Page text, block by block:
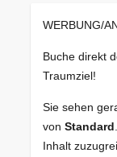
WERBUNG/
Buche direkt
Traumziel!
Sie sehen
von Standard
Inhalt